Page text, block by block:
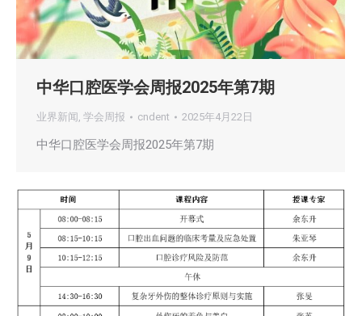
中华口腔医学会周报2025年第7期
业界新闻 , 学会周报 cndent 2025年4月22日
中华口腔医学会周报2025年第7期